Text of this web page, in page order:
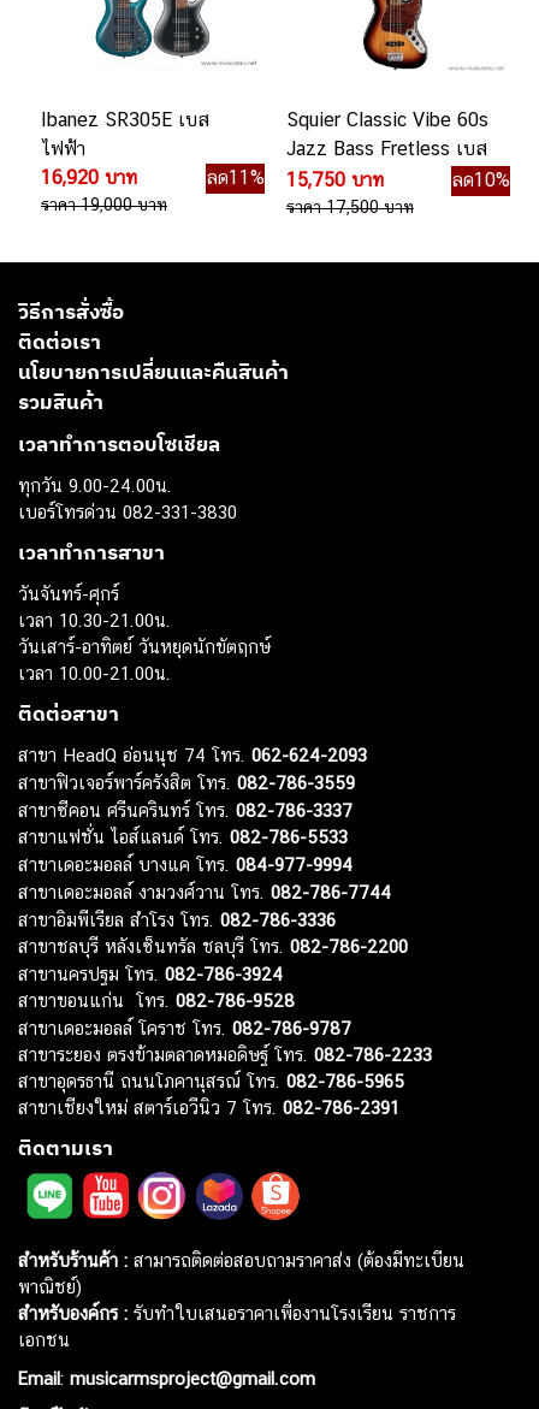
Ibanez SR305E เบส
ไฟฟ้า
16,920 บาท
ลด11%
ราคา 19,000 บาท
Squier Classic Vibe 60s
Jazz Bass Fretless เบส
ไฟฟ้า
15,750 บาท ลด10%
ราคา 17,500 บาท
วิธีการสั่งซื้อ
ติดต่อเรา
นโยบายการเปลี่ยนและคืนสินค้า
รวมสินค้า
เวลาทำการตอบโซเชียล
ทุกวัน 9.00-24.00น.
เบอร์โทรด่วน 082-331-3830
เวลาทำการสาขา
วันจันทร์-ศุกร์
เวลา 10.30-21.00น.
วันเสาร์-อาทิตย์ วันหยุดนักขัตฤกษ์
เวลา 10.00-21.00น.
ติดต่อสาขา
สาขา HeadQ อ่อนนุช 74 โทร. 062-624-2093
สาขาฟิวเจอร์พาร์ครังสิต โทร. 082-786-3559
สาขาซีคอน ศรีนครินทร์ โทร. 082-786-3337
สาขาแฟชั่น ไอส์แลนด์ โทร. 082-786-5533
สาขาเดอะมอลล์ บางแค โทร. 084-977-9994
สาขาเดอะมอลล์ งามวงศ์วาน โทร. 082-786-7744
สาขาอิมพีเรียล สำโรง โทร. 082-786-3336
สาขาชลบุรี หลังเซ็นทรัล ชลบุรี โทร. 082-786-2200
สาขานครปฐม โทร. 082-786-3924
สาขาขอนแก่น โทร. 082-786-9528
สาขาเดอะมอลล์ โคราช โทร. 082-786-9787
สาขาระยอง ตรงข้ามตลาดหมอดิษฐ์ โทร. 082-786-2233
สาขาอุดรธานี ถนนโภคานุสรณ์ โทร. 082-786-5965
สาขาเชียงใหม่ สตาร์เอวีนิว 7 โทร. 082-786-2391
ติดตามเรา
สำหรับร้านค้า : สามารถติดต่อสอบถามราคาส่ง (ต้องมีทะเบียน
พาณิชย์)
สำหรับองค์กร : รับทำใบเสนอราคาเพื่องานโรงเรียน ราชการ
เอกชน
Email: musicarmsproject@gmail.com